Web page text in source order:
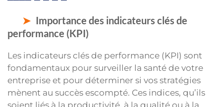
Importance des indicateurs clés de
performance (KPI)
Les indicateurs clés de performance (KPI) sont
fondamentaux pour surveiller la santé de votre
entreprise et pour déterminer si vos stratégies
mènent au succès escompté. Ces indices, qu’ils
soient liés à la productivité, à la qualité ou à la